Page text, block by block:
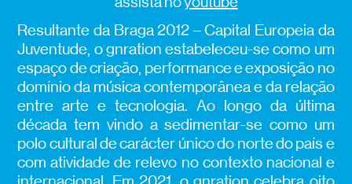
Resultante da Braga 2012 – Capital Europeia da
Juventude, o gnration estabeleceu-se como um
espaço de criação, performance e exposição no
domínio da música contemporânea e da relação
entre arte e tecnologia. Ao longo da última
década tem vindo a sedimentar-se como um
polo cultural de carácter único do norte do país e
com atividade de relevo no contexto nacional e